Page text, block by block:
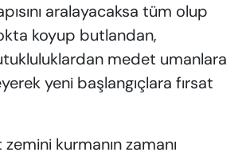
aralayacaksa tüm olup
koyup butlandan,
medet umanlara
yeni başlangıçlara fırsat
kurmanın zamanı